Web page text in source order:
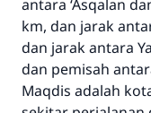
antara ‘Asqalan
km, dan jarak
dan jarak antara
dan pemisah
Maqdis adalah